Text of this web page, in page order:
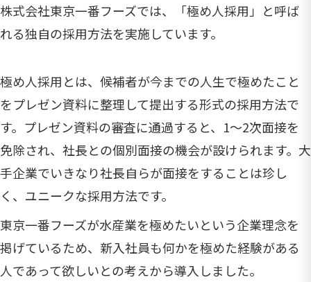
株式会社東京一番フーズでは、「極め人採用」と呼ば
れる独自の採用方法を実施しています。
極め人採用とは、候補者が今までの人生で極めたこと
をプレゼン資料に整理して提出する形式の採用方法で
す。プレゼン資料の審査に通過すると、1〜2次面接を
免除され、社長との個別面接の機会が設けられます。大
手企業でいきなり社長自らが面接をすることは珍し
く、ユニークな採用方法です。
東京一番フーズが水産業を極めたいという企業理念を
掲げているため、新入社員も何かを極めた経験がある
人であって欲しいとの考えから導入しました。